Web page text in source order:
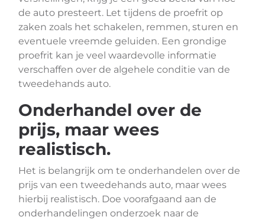
de auto presteert. Let tijdens de proefrit op
zaken zoals het schakelen, remmen, sturen en
eventuele vreemde geluiden. Een grondige
proefrit kan je veel waardevolle informatie
verschaffen over de algehele conditie van de
tweedehands auto.
Onderhandel over de
prijs, maar wees
realistisch.
Het is belangrijk om te onderhandelen over de
prijs van een tweedehands auto, maar wees
hierbij realistisch. Doe voorafgaand aan de
onderhandelingen onderzoek naar de